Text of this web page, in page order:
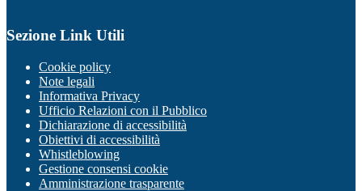
Sezione Link Utili
Cookie policy
Note legali
Informativa Privacy
Ufficio Relazioni con il Pubblico
Dichiarazione di accessibilità
Obiettivi di accessibilità
Whistleblowing
Gestione consensi cookie
Amministrazione trasparente